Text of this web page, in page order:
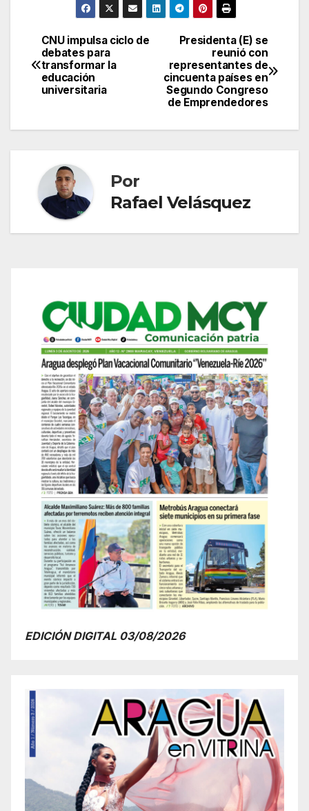
Navegación
de
Presidenta (E) se
reunió con
representantes de
cincuenta países en
Segundo Congreso
de Emprendedores
CNU impulsa ciclo de
debates para
transformar la
educación
universitaria
Por
Rafael Velásquez
EDICIÓN DIGITAL 03/08/2026